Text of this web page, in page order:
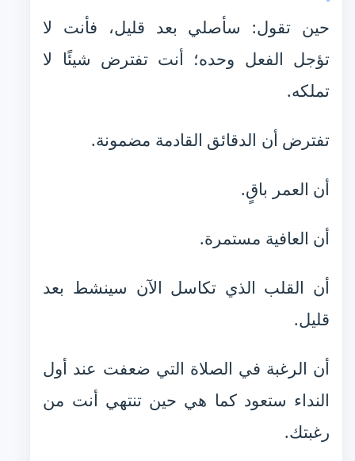
حين تقول: سأصلي بعد قليل، فأنت لا
تؤجل الفعل وحده؛ أنت تفترض شيئًا لا
تملكه.
تفترض أن الدقائق القادمة مضمونة.
أن العمر باقٍ.
أن العافية مستمرة.
أن القلب الذي تكاسل الآن سينشط بعد
قليل.
أن الرغبة في الصلاة التي ضعفت عند أول
النداء ستعود كما هي حين تنتهي أنت من
رغبتك.